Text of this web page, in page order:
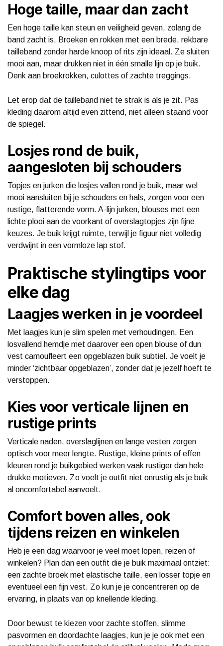
Hoge taille, maar dan zacht
Een hoge taille kan steun en veiligheid geven, zolang de
band zacht is. Broeken en rokken met een brede, rekbare
tailleband zonder harde knoop of rits zijn ideaal. Ze sluiten
mooi aan, maar drukken niet in één smalle lijn op je buik.
Denk aan broekrokken, culottes of zachte treggings.
Let erop dat de tailleband niet te strak is als je zit. Pas
kleding daarom altijd even zittend, niet alleen staand voor
de spiegel.
Losjes rond de buik,
aangesloten bij schouders
Topjes en jurken die losjes vallen rond je buik, maar wel
mooi aansluiten bij je schouders en hals, zorgen voor een
rustige, flatterende vorm. A-lijn jurken, blouses met een
lichte plooi aan de voorkant of overslagtopjes zijn fijne
keuzes. Je buik krijgt ruimte, terwijl je figuur niet volledig
verdwijnt in een vormloze lap stof.
Praktische stylingtips voor
elke dag
Laagjes werken in je voordeel
Met laagjes kun je slim spelen met verhoudingen. Een
losvallend hemdje met daarover een open blouse of dun
vest camoufleert een opgeblazen buik subtiel. Je voelt je
minder ‘zichtbaar opgeblazen’, zonder dat je jezelf hoeft te
verstoppen.
Kies voor verticale lijnen en
rustige prints
Verticale naden, overslaglijnen en lange vesten zorgen
optisch voor meer lengte. Rustige, kleine prints of effen
kleuren rond je buikgebied werken vaak rustiger dan hele
drukke motieven. Zo voelt je outfit niet onrustig als je buik
al oncomfortabel aanvoelt.
Comfort boven alles, ook
tijdens reizen en winkelen
Heb je een dag waarvoor je veel moet lopen, reizen of
winkelen? Plan dan een outfit die je buik maximaal ontziet:
een zachte broek met elastische taille, een losser topje en
eventueel een fijn vest. Zo kun je je concentreren op de
ervaring, in plaats van op knellende kleding.
Door bewust te kiezen voor zachte stoffen, slimme
pasvormen en doordachte laagjes, kun je je ook met een